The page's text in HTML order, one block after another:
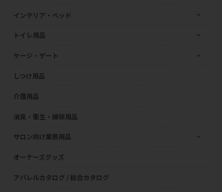
インテリア・ベッド
トイレ用品
ケージ・ゲート
しつけ用品
介護用品
消臭・衛生・掃除用品
サロン向け業務用品
オーナーズグッズ
アパレルカタログ / 総合カタログ